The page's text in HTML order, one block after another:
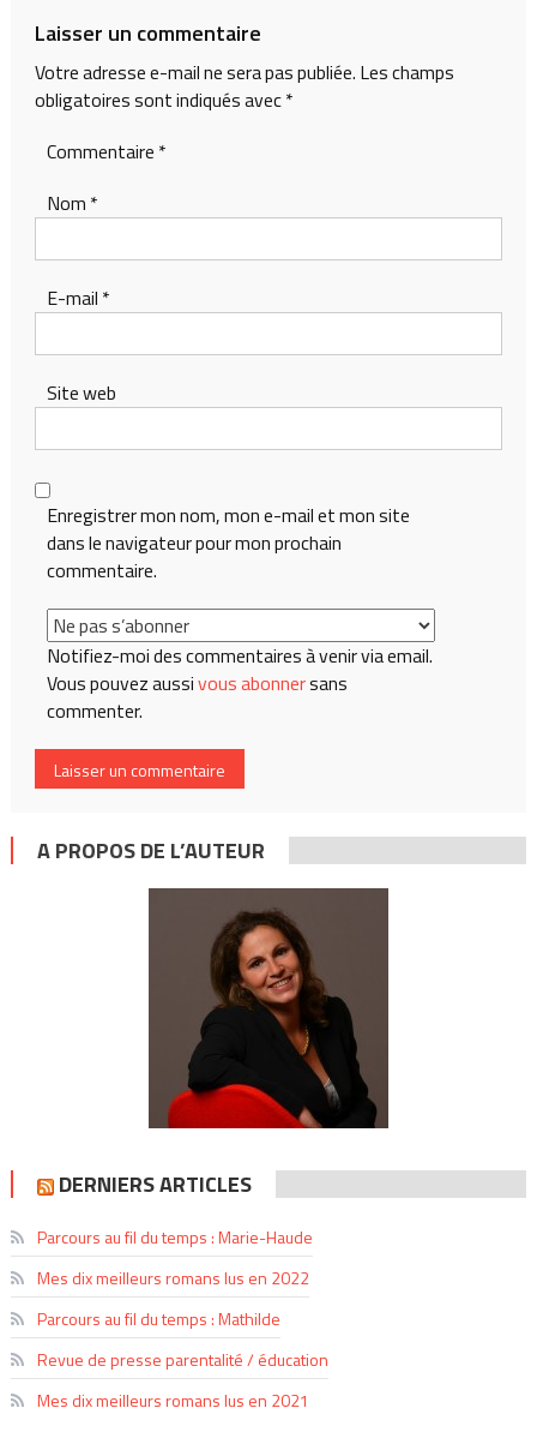
l’article
Laisser un commentaire
Votre adresse e-mail ne sera pas publiée. Les champs
obligatoires sont indiqués avec*
Commentaire *
Nom *
E-mail *
Site web
Enregistrer mon nom, mon e-mail et mon site
dans le navigateur pour mon prochain
commentaire.
Notifiez-moi des commentaires à venir via email.
Vous pouvez aussivous abonnersans
commenter.
A PROPOS DE L’AUTEUR
DERNIERS ARTICLES
Parcours au fil du temps : Marie-Haude
Mes dix meilleurs romans lus en 2022
Parcours au fil du temps : Mathilde
Revue de presse parentalité / éducation
Mes dix meilleurs romans lus en 2021